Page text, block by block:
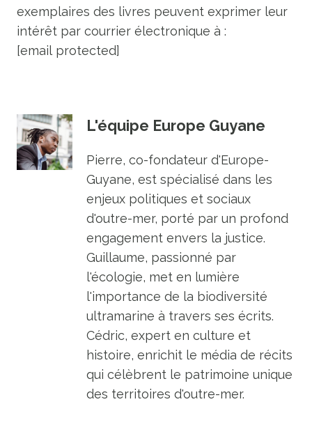
exemplaires des livres peuvent exprimer leur
intérêt par courrier électronique à :
[email protected]
L'équipe Europe Guyane
Pierre, co-fondateur d'Europe-
Guyane, est spécialisé dans les
enjeux politiques et sociaux
d'outre-mer, porté par un profond
engagement envers la justice.
Guillaume, passionné par
l'écologie, met en lumière
l'importance de la biodiversité
ultramarine à travers ses écrits.
Cédric, expert en culture et
histoire, enrichit le média de récits
qui célèbrent le patrimoine unique
des territoires d'outre-mer.